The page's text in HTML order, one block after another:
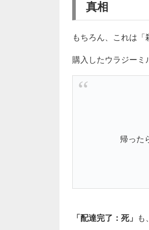
真相
もちろん、これは
購入したウラジーミ
帰った
「配達完了：死」 も